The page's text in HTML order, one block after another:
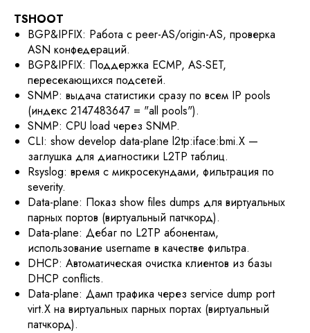
TSHOOT
BGP&IPFIX: Работа с peer-AS/origin-AS, проверка
ASN конфедераций.
BGP&IPFIX: Поддержка ECMP, AS-SET,
пересекающихся подсетей.
SNMP: выдача статистики сразу по всем IP pools
(индекс 2147483647 = "all pools").
SNMP: CPU load через SNMP.
CLI: show develop data-plane l2tp:iface:bmi.X —
заглушка для диагностики L2TP таблиц.
Rsyslog: время с микросекундами, фильтрация по
severity.
Data-plane: Показ show files dumps для виртуальных
парных портов (виртуальный патчкорд).
Data-plane: Дебаг по L2TP абонентам,
использование username в качестве фильтра.
DHCP: Автоматическая очистка клиентов из базы
DHCP conflicts.
Data-plane: Дамп трафика через service dump port
virt.X на виртуальных парных портах (виртуальный
патчкорд).